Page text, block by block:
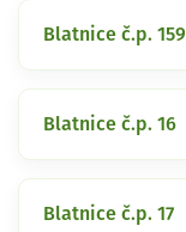
Blatnice č.p. 159
Blatnice č.p. 16
Blatnice č.p. 17